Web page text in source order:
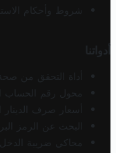
شروط وأحكام
أدواتنا
أداة التحقق من
محول رقم الحساب
أسعار صرف الدينار
البحث عن الرمز
محاكي ضريبة